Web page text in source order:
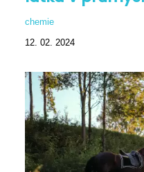
chemie
12. 02. 2024